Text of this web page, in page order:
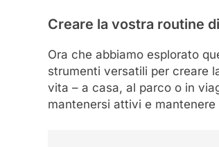
Creare la vostra routine
Ora che abbiamo esplorato
strumenti versatili per creare
vita – a casa, al parco o in
mantenersi attivi e